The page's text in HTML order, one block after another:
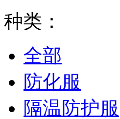
种类：
全部
防化服
隔温防护服